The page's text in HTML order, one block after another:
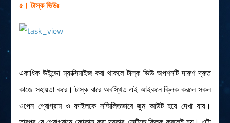
৫। টাস্ক ভিউঃ
একাধিক উইন্ডো ম্যাক্সিমাইজ করা থাকলে টাস্ক ভিউ অপশনটি দারুণ দ্রুত
কাজে সহায়তা করে। টাস্ক বারে অবস্থিত এই আইকনে ক্লিক করলে সকল
ওপেন প্রোগ্রাম ও ফাইলকে সম্মিলিতভাবে জুম আউট হয়ে দেখা যায়।